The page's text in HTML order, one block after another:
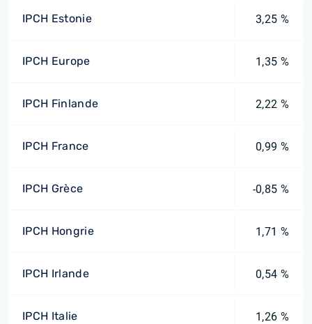
IPCH Estonie 3,25 %
IPCH Europe 1,35 %
IPCH Finlande 2,22 %
IPCH France 0,99 %
IPCH Grèce -0,85 %
IPCH Hongrie 1,71 %
IPCH Irlande 0,54 %
IPCH Italie 1,26 %